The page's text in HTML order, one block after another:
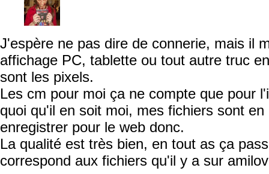
J'espère ne pas dire de connerie, mais il
affichage PC, tablette ou tout autre truc
sont les pixels.
Les cm pour moi ça ne compte que pour
quoi qu'il en soit moi, mes fichiers sont
enregistrer pour le web donc.
La qualité est très bien, en tout as ça
correspond aux fichiers qu'il y a sur